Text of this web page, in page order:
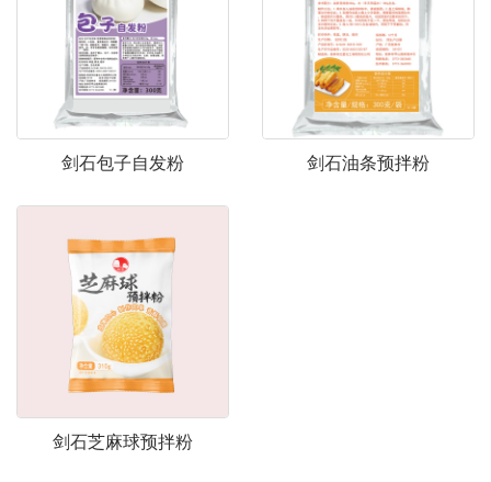
剑石包子自发粉 剑石油条预拌粉
剑石芝麻球预拌粉